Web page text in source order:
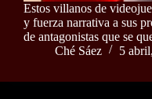
Estos villanos de
y fuerza narrativa a sus
de antagonistas que se
Ché Sáez
5